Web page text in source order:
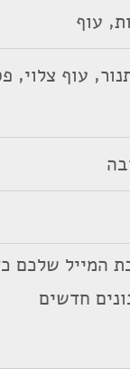
, עוף
, עוף צלוי,
המייל שלכם
חדשים